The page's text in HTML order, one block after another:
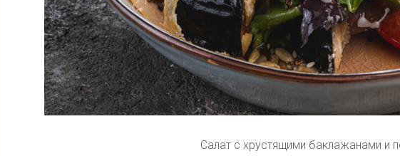
Салат с хрустящими баклажанами и